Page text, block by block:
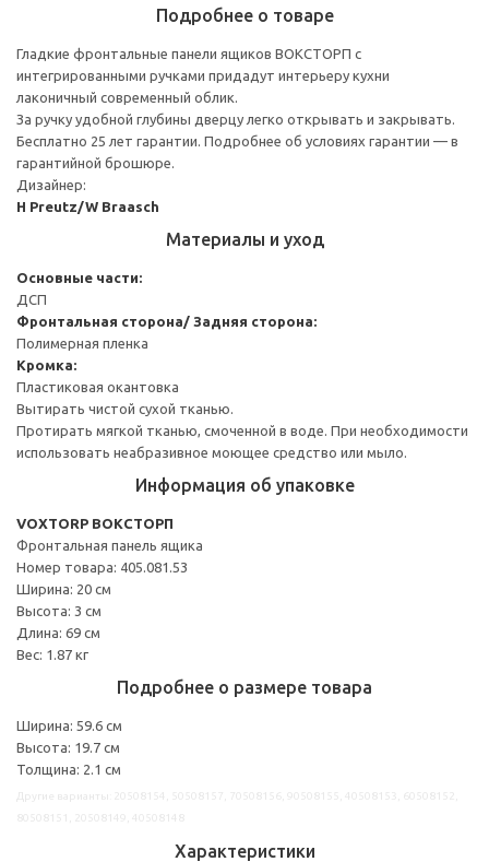
Подробнее о товаре
Гладкие фронтальные панели ящиков ВОКСТОРП с
интегрированными ручками придадут интерьеру кухни
лаконичный современный облик.
За ручку удобной глубины дверцу легко открывать и закрывать.
Бесплатно 25 лет гарантии. Подробнее об условиях гарантии — в
гарантийной брошюре.
Дизайнер:
H Preutz/W Braasch
Материалы и уход
Основные части:
ДСП
Фронтальная сторона/ Задняя сторона:
Полимерная пленка
Кромка:
Пластиковая окантовка
Вытирать чистой сухой тканью.
Протирать мягкой тканью, смоченной в воде. При необходимости
использовать неабразивное моющее средство или мыло.
Информация об упаковке
VOXTORP ВОКСТОРП
Фронтальная панель ящика
Номер товара: 405.081.53
Ширина: 20 см
Высота: 3 см
Длина: 69 см
Вес: 1.87 кг
Подробнее о размере товара
Ширина: 59.6 см
Высота: 19.7 см
Толщина: 2.1 см
Характеристики